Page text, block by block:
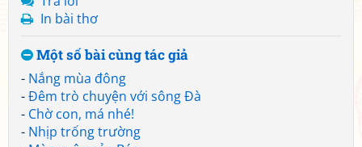
In bài thơ
Một số bài cùng tác giả
- Nắng mùa đông
-Đêm trò chuyện với sông Đà
- Chờ con, má nhé!
- Nhịp trống trường